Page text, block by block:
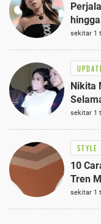
sekitar 1
Nikita
sekitar 1
STYLE
10
Tren
sekitar 1